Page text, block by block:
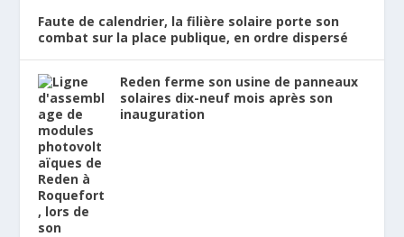
Faute de calendrier, la filière solaire porte son
combat sur la place publique, en ordre dispersé
Reden ferme son usine de panneaux
solaires dix-neuf mois après son
inauguration